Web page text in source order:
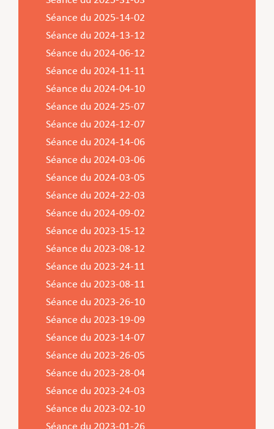
Musée municipal
Service national de la jeunesse (SNJ) – Antenne
locale
Subsides et aides en matière d’environnement
Zones 20 & 30
Sentier narratif (Lauschterwee)
Urban Garden NeiSchmelz
Vergers publics
PAG (Plan d’Aménagement Général)
PAP QE (Plan d’Aménagement Particulier « Quartiers
Existants »)
PAP NQ (Plan d’Aménagement Particulier « Nouveau
Quartier »)
PAP approuvés
PAP NQ en cours de procédure
PAG/PAP QE – Modifications ponctuelles
PAG
PAP NQ
Projet NeiSchmelz
Projets à venir
Séance du 2025-14-02
Séance du 2024-13-12
Séance du 2024-06-12
Séance du 2024-11-11
Séance du 2024-04-10
Séance du 2024-25-07
Séance du 2024-12-07
Séance du 2024-14-06
Séance du 2024-03-06
Séance du 2024-03-05
Séance du 2024-22-03
Séance du 2024-09-02
Séance du 2023-15-12
Séance du 2023-08-12
Séance du 2023-24-11
Séance du 2023-08-11
Séance du 2023-26-10
Séance du 2023-19-09
Séance du 2023-14-07
Séance du 2023-26-05
Séance du 2023-28-04
Séance du 2023-24-03
Séance du 2023-02-10